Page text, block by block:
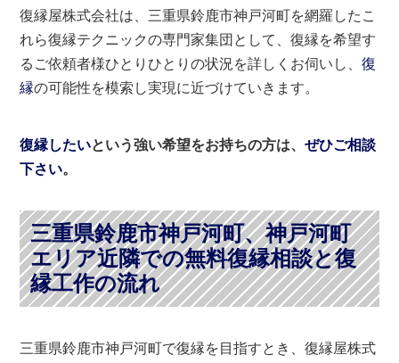
復縁屋株式会社は、三重県鈴鹿市神戸河町を網羅したこ
れら復縁テクニックの専門家集団として、復縁を希望す
るご依頼者様ひとりひとりの状況を詳しくお伺いし、復
縁の可能性を模索し実現に近づけていきます。
復縁したいという強い希望をお持ちの方は、ぜひご相談
下さい。
三重県鈴鹿市神戸河町、神戸河町
エリア近隣での無料復縁相談と復
縁工作の流れ
三重県鈴鹿市神戸河町で復縁を目指すとき、復縁屋株式